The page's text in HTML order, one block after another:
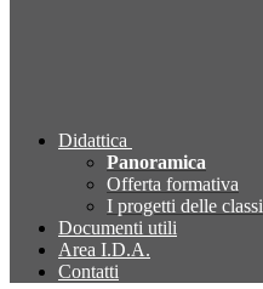
Didattica
Panoramica
Offerta formativa
I progetti delle classi
Documenti utili
Area I.D.A.
Contatti